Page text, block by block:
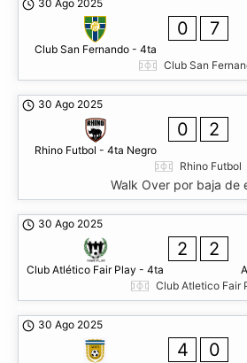
30 Ago 2025
Club San Fernando - 4ta
0 7
Club San
30 Ago 2025
Rhino Futbol - 4ta Negro
0 2
Rhino Futbol
Walk Over por baja de
30 Ago 2025
Club Atlético Fair Play - 4ta
2 2
Club Atletico Fair
30 Ago 2025
4 0